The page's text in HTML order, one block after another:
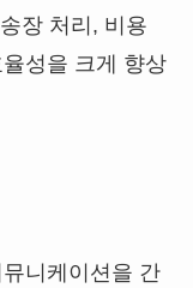
장 처리, 비용
성을 크게 향상
니케이션을 간